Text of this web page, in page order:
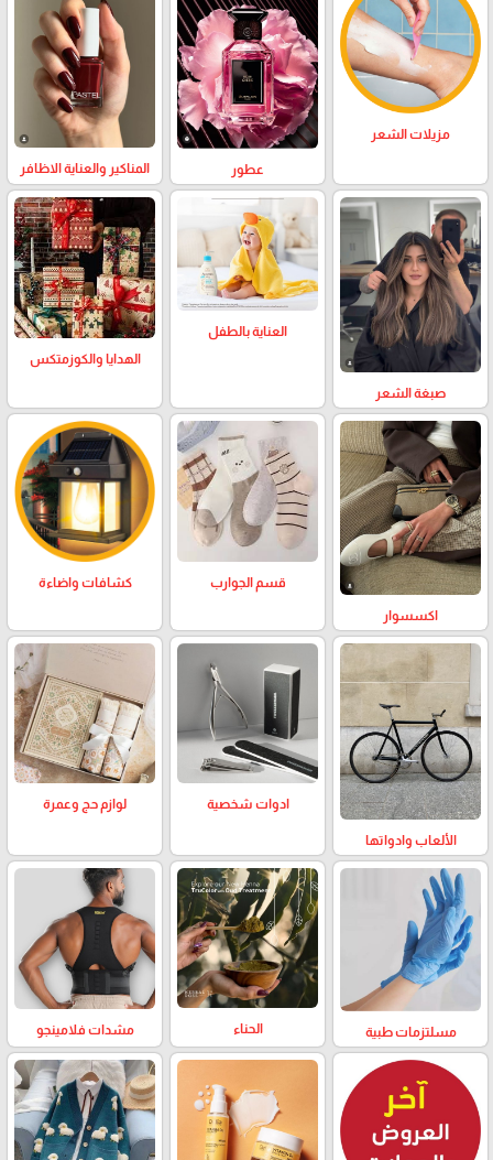
مزيلات الشعر
عطور المناكير والعناية الاظافر
صبغة الشعر
العناية بالطفل
الهدايا والكوزمتكس
اكسسوار
قسم الجوارب كشافات واضاءة
الألعاب وادواتها
ادوات شخصية لوازم حج وعمرة
مسلتزمات طبية الحناء مشدات فلامينجو